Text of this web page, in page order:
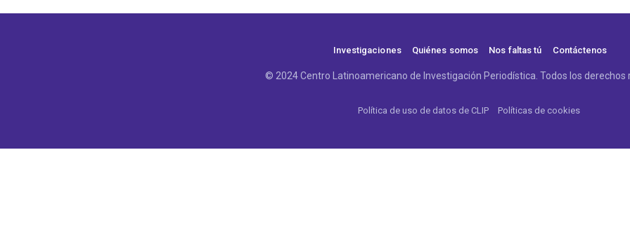
Investigaciones Quiénes somos Nos faltas tú Contáctenos
© 2024 Centro Latinoamericano de Investigación Periodística. Todos los derechos
Política de uso de datos de CLIP Políticas de cookies